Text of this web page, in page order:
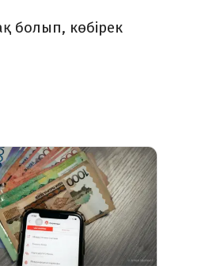
болып, көбірек